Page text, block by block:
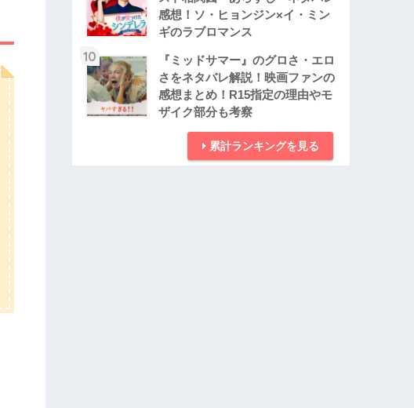
感想！ソ・ヒョンジン×イ・ミン
ギのラブロマンス
10
『ミッドサマー』のグロさ・エロ
さをネタバレ解説！映画ファンの
感想まとめ！R15指定の理由やモ
ザイク部分も考察
累計ランキングを見る